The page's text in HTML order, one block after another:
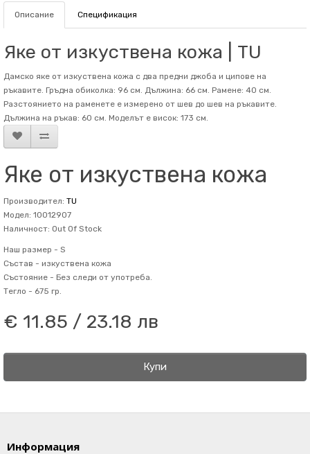
Описание Спецификация
Яке от изкуствена кожа | TU
Дамско яке от изкуствена кожа с два предни джоба и ципове на
ръкавите. Гръдна обиколка: 96 см. Дължина: 66 см. Рамене: 40 см.
Разстоянието на раменете е измерено от шев до шев на ръкавите.
Дължина на ръкав: 60 см. Mоделът е висок: 173 см.
Яке от изкуствена кожа
Производител: TU
Модел: 10012907
Наличност: Out Of Stock
Наш размер - S
Състав - изкуствена кожа
Състояние - Без следи от употреба.
Тегло - 675 гр.
€ 11.85 / 23.18 лв
Купи
Информация